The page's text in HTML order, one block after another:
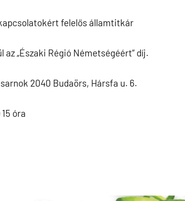
felelős államtitkár
„Északi Régió Németségéért“ díj.
2040 Budaörs, Hársfa u. 6.
óra